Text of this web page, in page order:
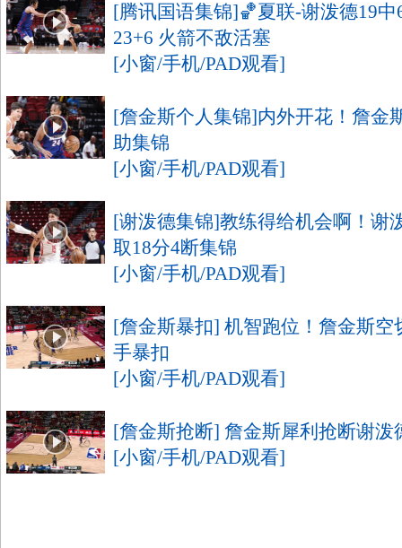
[腾讯国语集锦]🏀夏联-谢泼德19
23+6 火箭不敌活塞
[小窗/手机/PAD观看]
[詹金斯个人集锦]内外开花！詹金
助集锦
[小窗/手机/PAD观看]
[谢泼德集锦]教练得给机会啊！谢
取18分4断集锦
[小窗/手机/PAD观看]
[詹金斯暴扣] 机智跑位！詹金斯空
手暴扣
[小窗/手机/PAD观看]
[詹金斯抢断] 詹金斯犀利抢断谢泼
[小窗/手机/PAD观看]